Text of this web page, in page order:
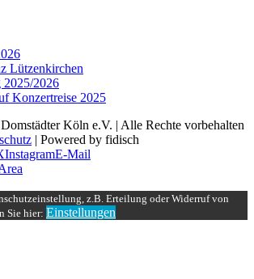
Lützenkirchen
2025/2026
Konzertreise 2025
Köln e.V. | Alle Rechte vorbehalten
| Powered by fidisch
InstagramE-Mail
z.B. Erteilung oder Widerruf von
Sie hier: Einstellungen